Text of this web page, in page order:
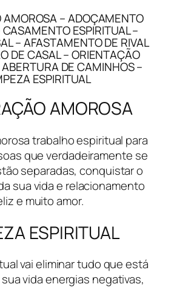
– ADOÇAMENTO
ESPIRITUAL –
– AFASTAMENTO DE RIVAL
DE CASAL – ORIENTAÇÃO
ABERTURA DE CAMINHOS –
ESPIRITUAL
AMOROSA
trabalho espiritual para
que verdadeiramente se
separadas, conquistar o
sua vida e relacionamento
e muito amor.
ESPIRITUAL
vai eliminar tudo que está
vida energias negativas,